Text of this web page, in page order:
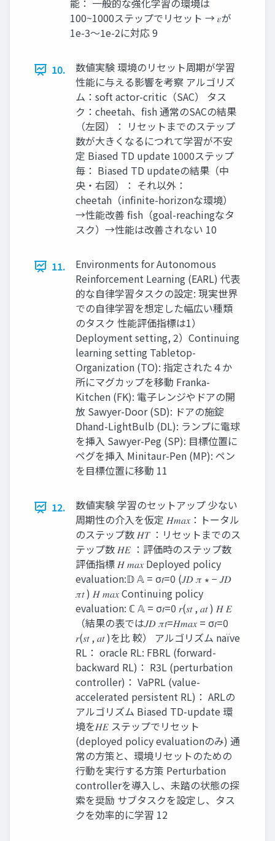
能： 一般的な強化学習の環境は
100~1000ステップでリセット → 𝜀が
1e-3～1e-2に対応 9
10.
数値実験 環境のリセット周期が学習
性能に与える影響を考察 アルゴリズ
ム：soft actor-critic（SAC） タス
ク：cheetah、fish 通常のSACの結果
（左図）： リセットまでのステップ
数が大きくなるにつれて学習が不安
定 Biased TD update 1000ステップ
毎： Biased TD updateの結果（中
央・右図）： それ以外：
cheetah（infinite-horizonな環境）
→性能改善 fish（goal-reachingなタ
スク）→性能は改善されない 10
11.
Environments for Autonomous
Reinforcement Learning (EARL) 代表
的な自律学習タスクの設定: 現実世界
での自律学習を想定した幅広い種類
のタスク 性能評価指標は1）
Deployment setting, 2）Continuing
learning setting Tabletop-
Organization (TO): 指定された４か
所にマグカップを移動 Franka-
Kitchen (FK): 電子レンジやドアの開
放 Sawyer-Door (SD): ドアの施錠
Dhand-LightBulb (DL): ランプに電球
を挿入 Sawyer-Peg (SP): 目標位置に
ペグを挿入 Minitaur-Pen (MP): ペン
を目標位置に移動 11
12.
数値実験 学習のセットアップ 少ない
周期性の介入を仮定 𝐻𝑚𝑎𝑥：トータル
のステップ数 𝐻𝑇 ：リセットまでのス
テップ数 𝐻𝐸 ：評価時のステップ数
評価指標 𝐻 𝑚𝑎𝑥 Deployed policy
evaluation:𝔻 𝔸 = σ𝑡=0 (𝐽𝐷 𝜋 ∗ − 𝐽𝐷
𝜋𝑡 ) 𝐻 𝑚𝑎𝑥 Continuing policy
evaluation: ℂ 𝔸 = σ𝑡=0 𝑟(𝑠𝑡 , 𝑎𝑡 ) 𝐻 𝐸
（結果の表では𝐽𝐷 𝜋𝑡=𝐻𝑚𝑎𝑥 = σ𝑡=0
𝑟(𝑠𝑡 , 𝑎𝑡 )を比 較） アルゴリズム naïve
RL： oracle RL: FBRL (forward-
backward RL)： R3L (perturbation
controller)： VaPRL (value-
accelerated persistent RL)： ARLの
アルゴリズム Biased TD-update 環
境を𝐻𝐸 ステップでリセット
(deployed policy evaluationのみ) 通
常の方策と、環境リセットのための
行動を実行する方策 Perturbation
controllerを導入し、未踏の状態の探
索を奨励 サブタスクを設定し、タス
クを効率的に学習 12